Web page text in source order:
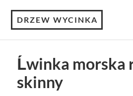
DRZEW WYCINKA
Ĺwinka morska
skinny